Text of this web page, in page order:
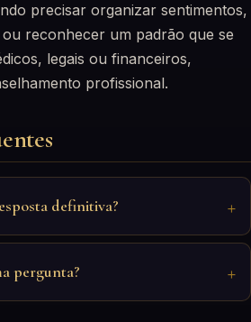
precisar organizar sentimentos,
reconhecer um padrão que se
legais ou financeiros,
profissional.
definitiva?
pergunta?